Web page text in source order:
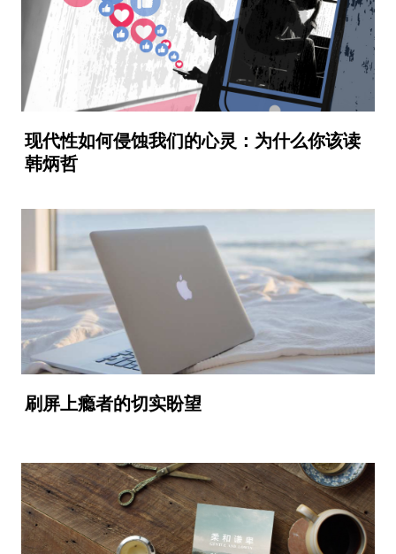
现代性如何侵蚀我们的心灵：为什么你该读
韩炳哲
刷屏上瘾者的切实盼望